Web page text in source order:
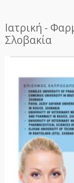
Ιατρική -
Σλοβακία